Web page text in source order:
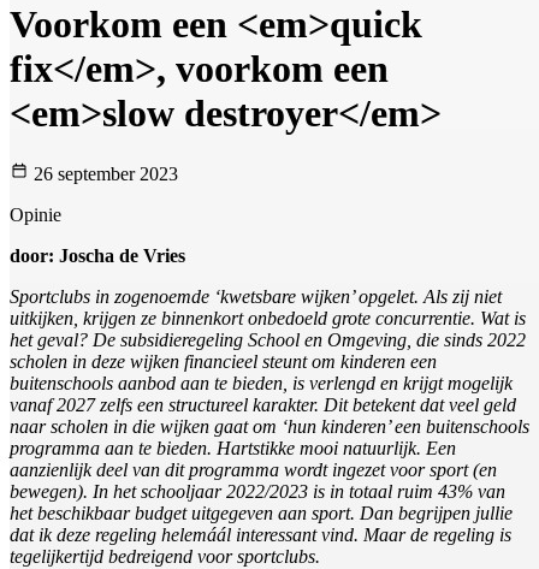
Voorkom een <em>quick
fix</em>, voorkom een
<em>slow destroyer</em>
26 september 2023
Opinie
door: Joscha de Vries
Sportclubs in zogenoemde ‘kwetsbare wijken’ opgelet. Als zij niet
uitkijken, krijgen ze binnenkort onbedoeld grote concurrentie. Wat is
het geval? De subsidieregeling School en Omgeving, die sinds 2022
scholen in deze wijken financieel steunt om kinderen een
buitenschools aanbod aan te bieden, is verlengd en krijgt mogelijk
vanaf 2027 zelfs een structureel karakter. Dit betekent dat veel geld
naar scholen in die wijken gaat om ‘hun kinderen’ een buitenschools
programma aan te bieden. Hartstikke mooi natuurlijk. Een
aanzienlijk deel van dit programma wordt ingezet voor sport (en
bewegen). In het schooljaar 2022/2023 is in totaal ruim 43% van
het beschikbaar budget uitgegeven aan sport. Dan begrijpen jullie
dat ik deze regeling helemáál interessant vind. Maar de regeling is
tegelijkertijd bedreigend voor sportclubs.